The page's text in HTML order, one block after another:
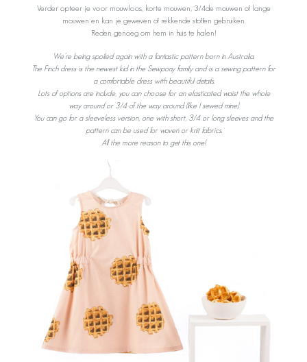
Verder opteer je voor mouwloos, korte mouwen, 3/4de mouwen of lange
mouwen en kan je geweven of rekkende stoffen gebruiken.
Reden genoeg om hem in huis te halen!
We’re being spoiled again with a fantastic pattern born in Australia.
The Finch dress is the newest kid in the Sewpony family and is a sewing pattern for
a comfortable dress with beautiful details.
Lots of options are include, you can choose for an elasticated waist the whole
way around or 3/4 of the way around (like I sewed mine).
You can go for a sleeveless version, one with short, 3/4 or long sleeves and the
pattern can be used for woven or knit fabrics.
All the more reason to get this one!